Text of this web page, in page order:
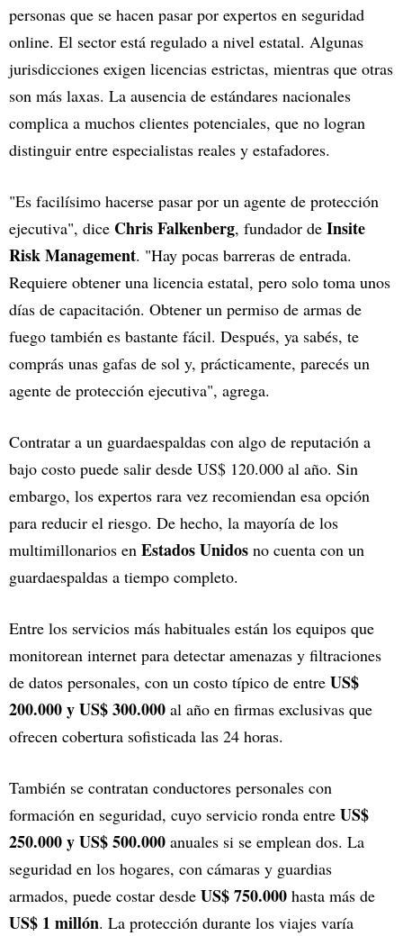
personas que se hacen pasar por expertos en seguridad
online. El sector está regulado a nivel estatal. Algunas
jurisdicciones exigen licencias estrictas, mientras que otras
son más laxas. La ausencia de estándares nacionales
complica a muchos clientes potenciales, que no logran
distinguir entre especialistas reales y estafadores.
"Es facilísimo hacerse pasar por un agente de protección
ejecutiva", dice Chris Falkenberg, fundador de Insite
Risk Management. "Hay pocas barreras de entrada.
Requiere obtener una licencia estatal, pero solo toma unos
días de capacitación. Obtener un permiso de armas de
fuego también es bastante fácil. Después, ya sabés, te
comprás unas gafas de sol y, prácticamente, parecés un
agente de protección ejecutiva", agrega.
Contratar a un guardaespaldas con algo de reputación a
bajo costo puede salir desde US$ 120.000 al año. Sin
embargo, los expertos rara vez recomiendan esa opción
para reducir el riesgo. De hecho, la mayoría de los
multimillonarios en Estados Unidos no cuenta con un
guardaespaldas a tiempo completo.
Entre los servicios más habituales están los equipos que
monitorean internet para detectar amenazas y filtraciones
de datos personales, con un costo típico de entre US$
200.000 y US$ 300.000 al año en firmas exclusivas que
ofrecen cobertura sofisticada las 24 horas.
También se contratan conductores personales con
formación en seguridad, cuyo servicio ronda entre US$
250.000 y US$ 500.000 anuales si se emplean dos. La
seguridad en los hogares, con cámaras y guardias
armados, puede costar desde US$ 750.000 hasta más de
US$ 1 millón. La protección durante los viajes varía